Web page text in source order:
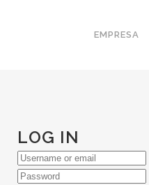
EMPRESA
LOG IN